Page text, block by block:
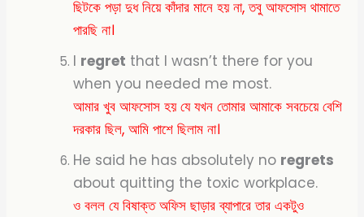
ছিটকে পড়া দুধ নিয়ে কাঁদার মানে হয় না, তবু আফসোস থামাতে
পারছি না।
I regret that I wasn’t there for you
when you needed me most.
আমার খুব আফসোস হয় যে যখন তোমার আমাকে সবচেয়ে বেশি
দরকার ছিল, আমি পাশে ছিলাম না।
He said he has absolutely no regrets
about quitting the toxic workplace.
ও বলল যে বিষাক্ত অফিস ছাড়ার ব্যাপারে তার একটুও